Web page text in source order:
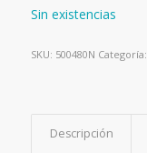
era:
Sin existencias
SKU: 500480N Categoría:
Descripción